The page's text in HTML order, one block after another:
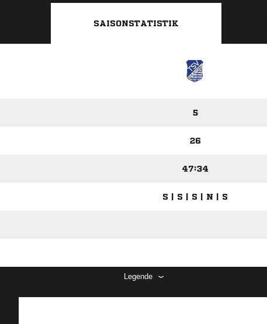
SAISONSTATISTIK
5
26
47:34
S | S | S | N | S
Legende